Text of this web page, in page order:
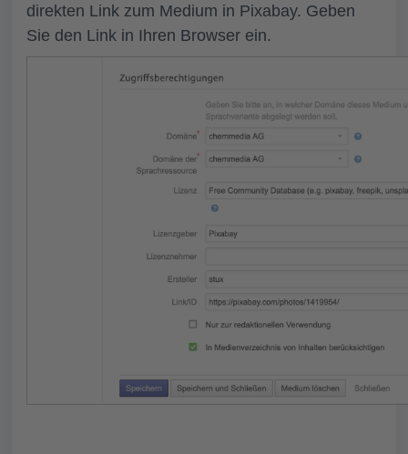
direkten Link zum Medium in Pixabay. Geben
Sie den Link in Ihren Browser ein.